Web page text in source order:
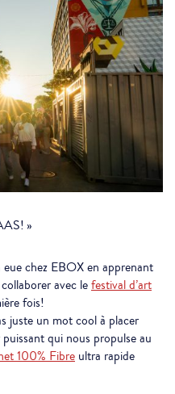
»
chez EBOX en apprenant
avec lefestival d’art
fois!
juste un mot cool à placer
qui nous propulse au
100% Fibre ultra rapide